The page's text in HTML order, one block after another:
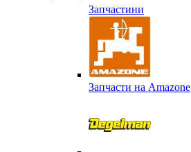
Запчастини
Запчасти на Amazone